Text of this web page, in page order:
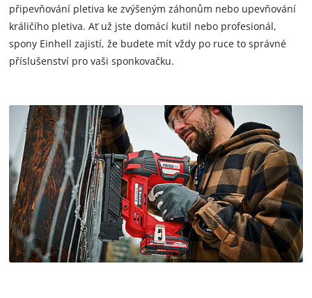
připevňování pletiva ke zvýšeným záhonům nebo upevňování
králičího pletiva. Ať už jste domácí kutil nebo profesionál,
spony Einhell zajistí, že budete mít vždy po ruce to správné
příslušenství pro vaši sponkovačku.